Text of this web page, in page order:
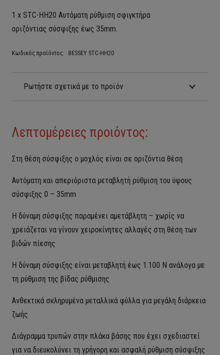
1 x STC-HH20 Αυτόματη ρύθμιση σφιγκτήρα
οριζόντιας σύσφιξης έως 35mm.
Κωδικός προϊόντος: BESSEY STC-ΗΗ20
Ρωτήστε σχετικά με το προϊόν
Λεπτομέρειες προιόντος:
Στη θέση σύσφιξης ο μοχλός είναι σε οριζόντια θέση
Αυτόματη και απεριόριστα μεταβλητή ρύθμιση του ύψους
σύσφιξης 0 – 35mm
Η δύναμη σύσφιξης παραμένει αμετάβλητη – χωρίς να
χρειάζεται να γίνουν χειροκίνητες αλλαγές στη θέση των
βιδών πίεσης
Η δύναμη σύσφιξης είναι μεταβλητή έως 1.100 N ανάλογα με
τη ρύθμιση της βίδας ρύθμισης
Ανθεκτικά σκληρυμένα μεταλλικά φύλλα για μεγάλη διάρκεια
ζωής
Διάγραμμα τρυπών στην πλάκα βάσης που έχει σχεδιαστεί
για να διευκολύνει τη γρήγορη και ασφαλή ρύθμιση σύσφιξης